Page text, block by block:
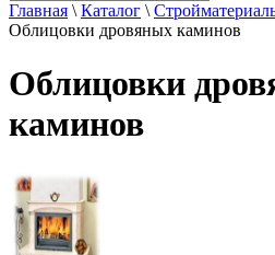
Главная \ Каталог \
Облицовки дровяных каминов
Облицовки
каминов